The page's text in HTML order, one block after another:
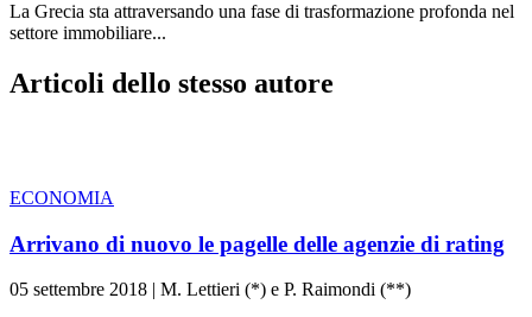
La Grecia sta attraversando una fase di trasformazione profonda nel
settore immobiliare...
Articoli dello stesso autore
ECONOMIA
Arrivano di nuovo le pagelle delle agenzie di rating
05 settembre 2018 | M. Lettieri (*) e P. Raimondi (**)